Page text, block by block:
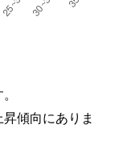
傾向にありま